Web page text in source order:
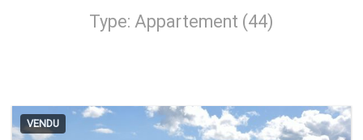
Type: Appartement (44)
VENDU